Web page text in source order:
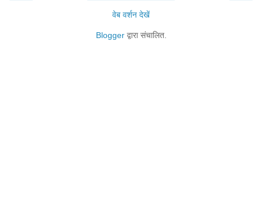
वेब वर्शन देखें
Bloggerद्वारा संचालित.